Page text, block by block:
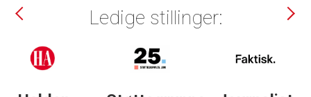
Ledige stillinger: